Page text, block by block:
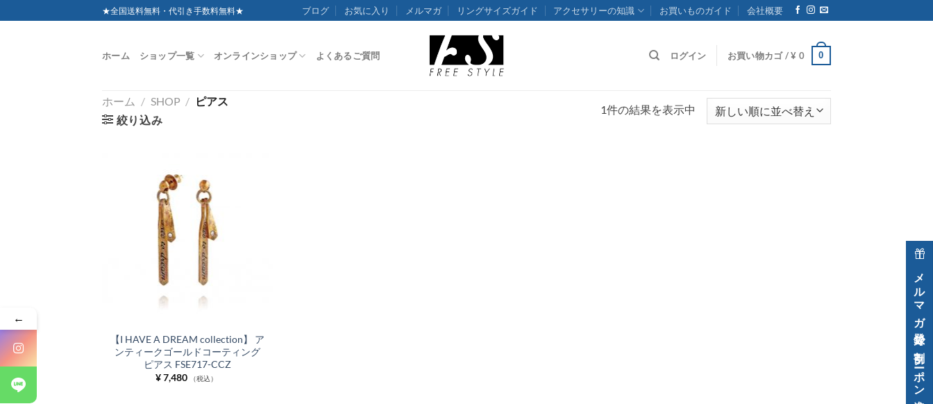
to
★全国送料無料・代引き手数料無料★ ブログ お気に入り メルマガ リングサイズガイド アクセサリーの知識 お買いものガイド 会社概要
ホーム ショップ一覧 オンラインショップ よくあるご質問 ログイン お買い物カゴ /¥ 0 0
ホーム / SHOP / ピアス
絞り込み
1件の結果を表示中
【I HAVE A DREAM collection】 ア
ンティークゴールドコーティング
ピアス FSE717-CCZ
¥7,480 （税込） メルマガ登録で割引クーポン進呈中！
←